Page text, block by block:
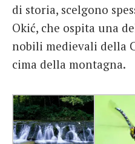
di storia, scelgono
Okić, che ospita una
nobili medievali della
cima della montagna.